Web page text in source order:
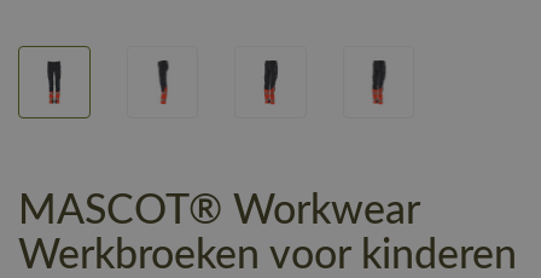
MASCOT® Workwear
Werkbroeken voor kinderen